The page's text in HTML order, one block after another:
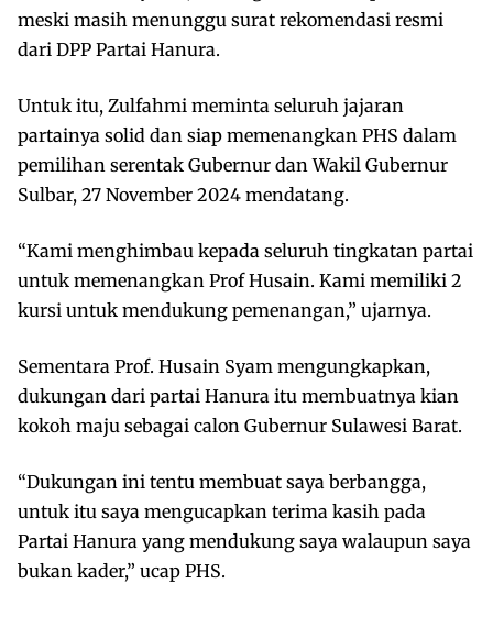
meski masih menunggu surat rekomendasi resmi
dari DPP Partai Hanura.
Untuk itu, Zulfahmi meminta seluruh jajaran
partainya solid dan siap memenangkan PHS dalam
pemilihan serentak Gubernur dan Wakil Gubernur
Sulbar, 27 November 2024 mendatang.
“Kami menghimbau kepada seluruh tingkatan partai
untuk memenangkan Prof Husain. Kami memiliki 2
kursi untuk mendukung pemenangan,” ujarnya.
Sementara Prof. Husain Syam mengungkapkan,
dukungan dari partai Hanura itu membuatnya kian
kokoh maju sebagai calon Gubernur Sulawesi Barat.
“Dukungan ini tentu membuat saya berbangga,
untuk itu saya mengucapkan terima kasih pada
Partai Hanura yang mendukung saya walaupun saya
bukan kader,” ucap PHS.